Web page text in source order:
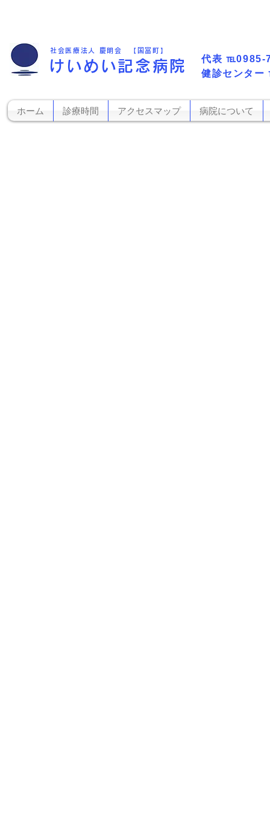
​健診センター
社会医療法人 慶明会 【国富町】
けいめい記念病院 代表​ ℡0985-
ホーム 診療時間 アクセスマップ 病院について